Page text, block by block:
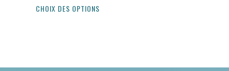
CHOIX DES OPTIONS